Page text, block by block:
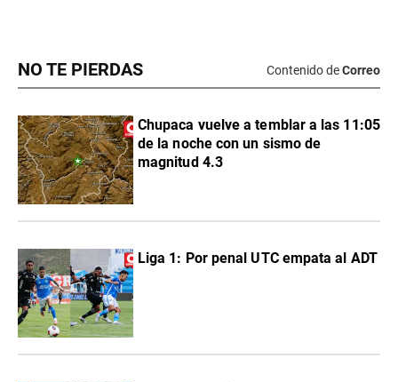
NO TE PIERDAS Contenido deCorreo
Chupaca vuelve a temblar a las 11:05
de la noche con un sismo de
magnitud 4.3
Liga 1: Por penal UTC empata al ADT